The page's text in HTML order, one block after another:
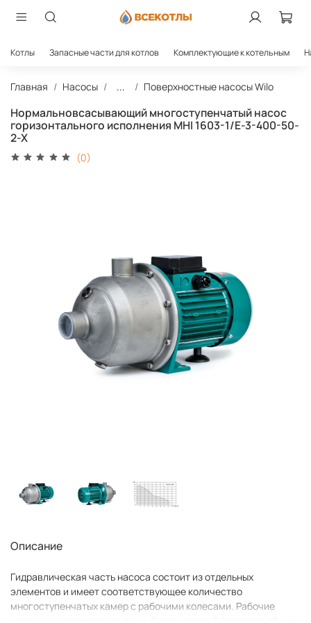
Котлы Запасные части для котлов Комплектующие к котельным
Главная Насосы ... Поверхностные насосы Wilo
Нормальновсасывающий многоступенчатый насос
горизонтального исполнения MHI 1603-1/E-3-400-50-
2-X
(0)
Описание
Гидравлическая часть насоса состоит из отдельных
элементов и имеет соответствующее количество
многоступенчатых камер с рабочими колесами. Рабочие